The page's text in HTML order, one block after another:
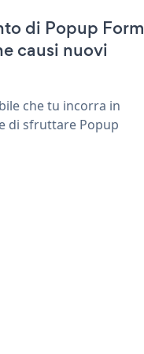
di Popup Form
causi nuovi
che tu incorra in
di sfruttare Popup